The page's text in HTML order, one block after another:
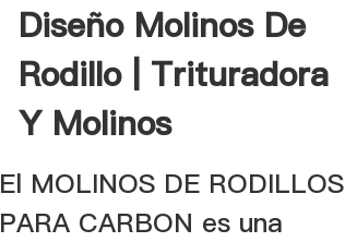
Diseño Molinos De
Rodillo | Trituradora
Y Molinos
El MOLINOS DE RODILLOS
PARA CARBON es una